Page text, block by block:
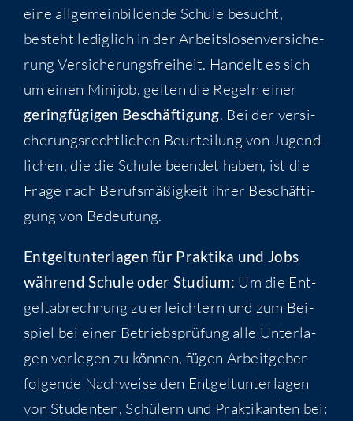
eine all­ge­mein­bil­den­de Schu­le besucht,
besteht ledig­lich in der Arbeits­lo­sen­ver­si­che­
rung Ver­si­che­rungs­frei­heit. Han­delt es sich
um einen Mini­job, gel­ten die Regeln einer
gering­fü­gi­gen Beschäf­ti­gung. Bei der ver­si­
che­rungs­recht­li­chen Beur­tei­lung von Jugend­
li­chen, die die Schu­le been­det haben, ist die
Fra­ge nach Berufs­mä­ßig­keit ihrer Beschäf­ti­
gung von Bedeutung.
Ent­gelt­un­ter­la­gen für Prak­ti­ka und Jobs
wäh­rend Schu­le oder Stu­di­um: Um die Ent­
gelt­ab­rech­nung zu erleich­tern und zum Bei­
spiel bei einer Betriebs­prü­fung alle Unter­la­
gen vor­le­gen zu kön­nen, fügen Arbeit­ge­ber
fol­gen­de Nach­wei­se den Ent­gelt­un­ter­la­gen
von Stu­den­ten, Schü­lern und Prak­ti­kan­ten bei: